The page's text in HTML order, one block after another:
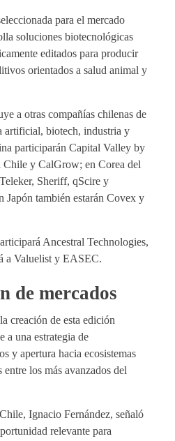
para el mercado
soluciones biotecnológicas
editados para producir
orientados a salud animal y
a otras compañías chilenas de
artificial, biotech, industria y
participarán Capital Valley by
Chile y CalGrow; en Corea del
Sheriff, qScire y
Japón también estarán Covex y
Ancestral Technologies,
a Valuelist y EASEC.
de mercados
creación de esta edición
a una estrategia de
y apertura hacia ecosistemas
los más avanzados del
Ignacio Fernández, señaló
relevante para